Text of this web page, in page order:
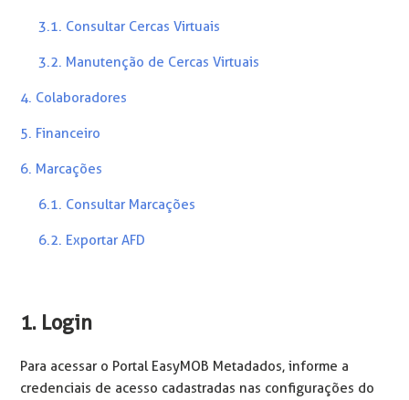
3.1. Consultar Cercas Virtuais
3.2. Manutenção de Cercas Virtuais
4. Colaboradores
5. Financeiro
6. Marcações
6.1. Consultar Marcações
6.2. Exportar AFD
1. Login
Para acessar o Portal EasyMOB Metadados, informe a
credenciais de acesso cadastradas nas configurações do